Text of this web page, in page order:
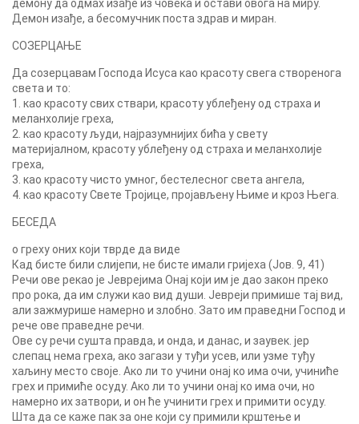
демону да одмах изађе из човека и остави овога на миру.
Демон изађе, а бесомучник поста здрав и миран.
СОЗЕРЦАЊЕ
Да созерцавам Господа Исуса као красоту свега створенога
света и то:
1. као красоту свих ствари, красоту ублеђену од страха и
меланхолије греха,
2. као красоту људи, најразумнијих бића у свету
материјалном, красоту ублеђену од страха и меланхолије
греха,
3. као красоту чисто умног, бестелесног света ангела,
4. као красоту Свете Тројице, пројављену Њиме и кроз Њега.
БЕСЕДА
о греху оних који тврде да виде
Кад бисте били слијепи, не бисте имали гријеха (Јов. 9, 41)
Речи ове рекао је Јеврејима Онај који им је дао закон преко
про рока, да им служи као вид души. Јевреји примише тај вид,
али зажмурише намерно и злобно. Зато им праведни Господ и
рече ове праведне речи.
Ове су речи сушта правда, и онда, и данас, и заувек. јер
слепац нема греха, ако загази у туђи усев, или узме туђу
хаљину место своје. Ако ли то учини онај ко има очи, учиниће
грех и примиће осуду. Ако ли то учини онај ко има очи, но
намерно их затвори, и он ће учинити грех и примити осуду.
Шта да се каже пак за оне који су примили крштење и